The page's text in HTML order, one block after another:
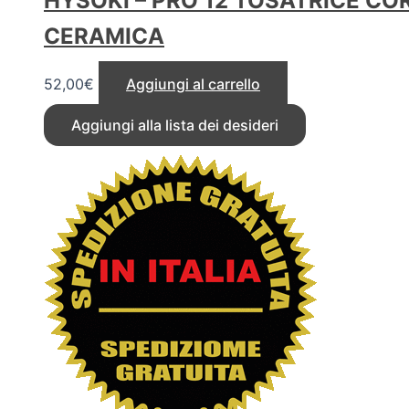
CERAMICA
52,00€ Aggiungi al carrello
Aggiungi alla lista dei desideri